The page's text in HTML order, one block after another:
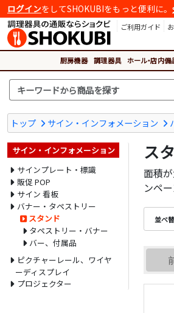
ログインをしてSHOKUBIをもっと便利に。
ご利用ガイド
厨房機器 調理器具 ホール・店内備
トップ サイン・インフォメーション
ス
面積
ンペ
並べ
サイン・インフォメーション
サインプレート・標識
販促 POP
サイン 看板
バナー・タペストリー
スタンド
タペストリー・バナー
バー、付属品
ピクチャーレール、ワイヤ
ーディスプレイ
プロジェクター